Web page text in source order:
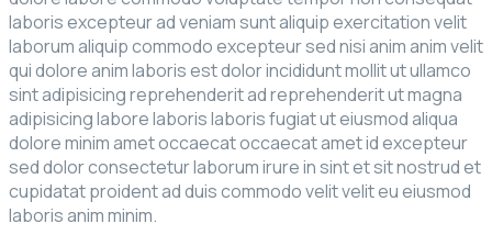
laboris excepteur ad veniam sunt aliquip exercitation velit
laborum aliquip commodo excepteur sed nisi anim anim velit
qui dolore anim laboris est dolor incididunt mollit ut ullamco
sint adipisicing reprehenderit ad reprehenderit ut magna
adipisicing labore laboris laboris fugiat ut eiusmod aliqua
dolore minim amet occaecat occaecat amet id excepteur
sed dolor consectetur laborum irure in sint et sit nostrud et
cupidatat proident ad duis commodo velit velit eu eiusmod
laboris anim minim.